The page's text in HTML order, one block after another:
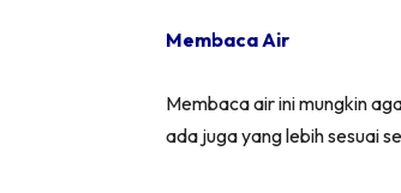
Membaca Air
Membaca air ini mungkin
ada juga yang lebih sesuai